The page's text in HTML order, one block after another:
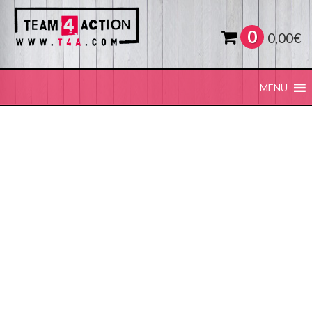
MENU
0 0,00€